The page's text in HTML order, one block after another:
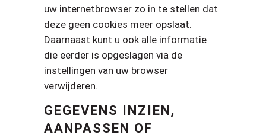
uw internetbrowser zo in te stellen dat
deze geen cookies meer opslaat.
Daarnaast kunt u ook alle informatie
die eerder is opgeslagen via de
instellingen van uw browser
verwijderen.
GEGEVENS INZIEN,
AANPASSEN OF